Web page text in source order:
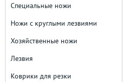
Специальные ножи
Ножи с круглыми лезвиями
Хозяйственные ножи
Лезвия
Коврики для резки